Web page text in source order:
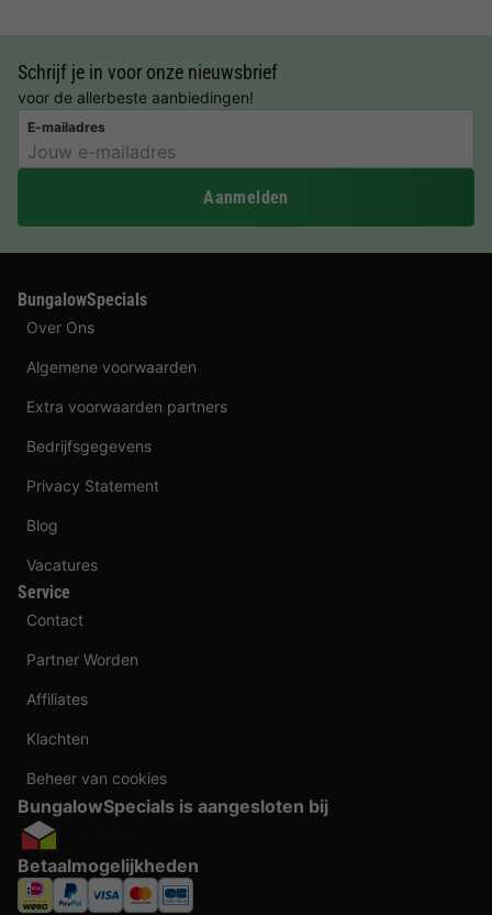
Schrijf je in voor onze nieuwsbrief
voor de allerbeste aanbiedingen!
E-mailadres
Aanmelden
BungalowSpecials
Over Ons
Algemene voorwaarden
Extra voorwaarden partners
Bedrijfsgegevens
Privacy Statement
Blog
Vacatures
Service
Contact
Partner Worden
Affiliates
Klachten
Beheer van cookies
BungalowSpecials is aangesloten bij
Betaalmogelijkheden